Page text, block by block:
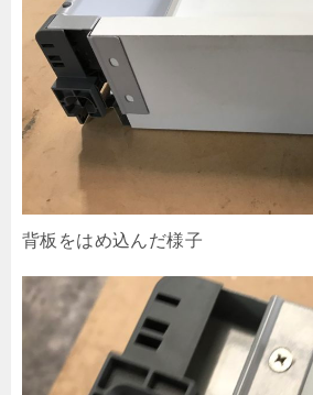
背板をはめ込んだ様子